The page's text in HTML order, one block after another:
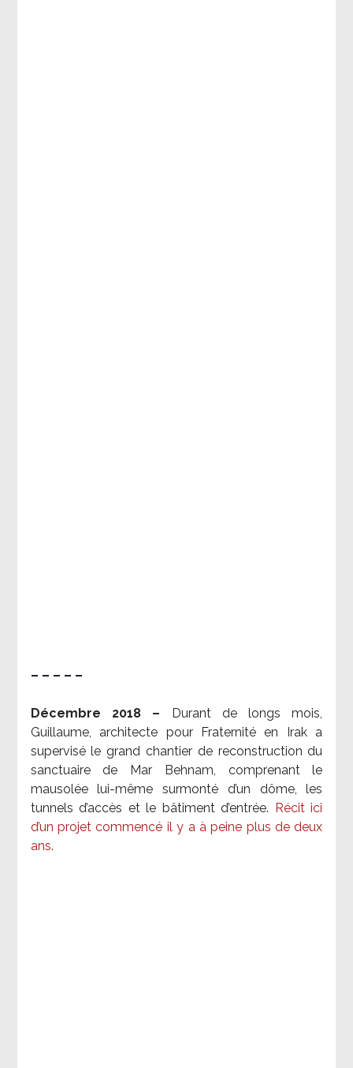
– – – – –
Décembre 2018 –
Durant de longs mois,
Guillaume, architecte pour Fraternité en Irak a
supervisé le grand chantier de reconstruction du
sanctuaire de Mar Behnam, comprenant le
mausolée lui-même surmonté d’un dôme, les
tunnels d’accès et le bâtiment d’entrée.
Récit ici
d’un projet commencé il y a à peine plus de deux
ans.